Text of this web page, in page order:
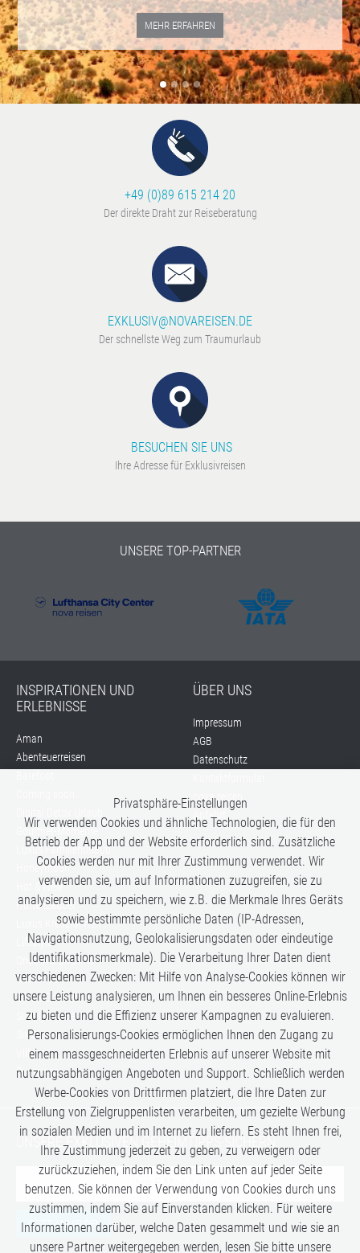
MEHR ERFAHREN
+49 (0)89 615 214 20
Der direkte Draht zur Reiseberatung
EXKLUSIV@NOVAREISEN.DE
Der schnellste Weg zum Traumurlaub
BESUCHEN SIE UNS
Ihre Adresse für Exklusivreisen
UNSERE TOP-PARTNER
INSPIRATIONEN UND
ERLEBNISSE
Aman
Abenteuerreisen
Gourmet-Momente
Luxus Familienurlaub
Honeymoon
Hot & New
Hüttenzauber
Luxus Kreuzfahrten
Lifestyle
Once in a Lifetime
Romance
Safari-Erlebnisse
Simply the Best
Six Senses
Villen
Zugreisen
ÜBER UNS
Impressum
AGB
Datenschutz
nova reisen
Anfahrt
UNSERE EXKLUSIVEN GEHEIMTIPPS SICHERN:
JETZT ANMELDEN
Privatsphäre-Einstellungen
Wir verwenden Cookies und ähnliche Technologien, die für den
Betrieb der App und der Website erforderlich sind. Zusätzliche
Cookies werden nur mit Ihrer Zustimmung verwendet. Wir
verwenden sie, um auf Informationen zuzugreifen, sie zu
analysieren und zu speichern, wie z.B. die Merkmale Ihres Geräts
sowie bestimmte persönliche Daten (IP-Adressen,
Navigationsnutzung, Geolokalisierungsdaten oder eindeutige
Identifikationsmerkmale). Die Verarbeitung Ihrer Daten dient
verschiedenen Zwecken: Mit Hilfe von Analyse-Cookies können wir
unsere Leistung analysieren, um Ihnen ein besseres Online-Erlebnis
zu bieten und die Effizienz unserer Kampagnen zu evaluieren.
Personalisierungs-Cookies ermöglichen Ihnen den Zugang zu
einem massgeschneiderten Erlebnis auf unserer Website mit
nutzungsabhängigen Angeboten und Support. Schließlich werden
Werbe-Cookies von Drittfirmen platziert, die Ihre Daten zur
Erstellung von Zielgruppenlisten verarbeiten, um gezielte Werbung
in sozialen Medien und im Internet zu liefern. Es steht Ihnen frei,
Ihre Zustimmung jederzeit zu geben, zu verweigern oder
zurückzuziehen, indem Sie den Link unten auf jeder Seite
benutzen. Sie können der Verwendung von Cookies durch uns
zustimmen, indem Sie auf Einverstanden klicken. Für weitere
Informationen darüber, welche Daten gesammelt und wie sie an
unsere Partner weitergegeben werden, lesen Sie bitte unsere